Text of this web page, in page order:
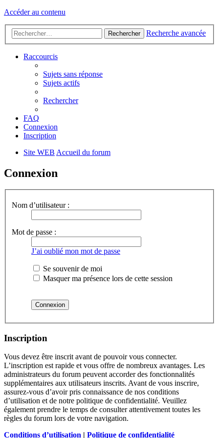
Accéder au contenu
Rechercher Recherche avancée
Raccourcis
Sujets sans réponse
Sujets actifs
Rechercher
FAQ
Connexion
Inscription
Site WEB Accueil du forum
Connexion
Nom d’utilisateur :
Mot de passe :
J’ai oublié mon mot de passe
Se souvenir de moi
Masquer ma présence lors de cette session
Inscription
Vous devez être inscrit avant de pouvoir vous connecter.
L’inscription est rapide et vous offre de nombreux avantages. Les
administrateurs du forum peuvent accorder des fonctionnalités
supplémentaires aux utilisateurs inscrits. Avant de vous inscrire,
assurez-vous d’avoir pris connaissance de nos conditions
d’utilisation et de notre politique de confidentialité. Veuillez
également prendre le temps de consulter attentivement toutes les
règles du forum lors de votre navigation.
Conditions d’utilisation | Politique de confidentialité